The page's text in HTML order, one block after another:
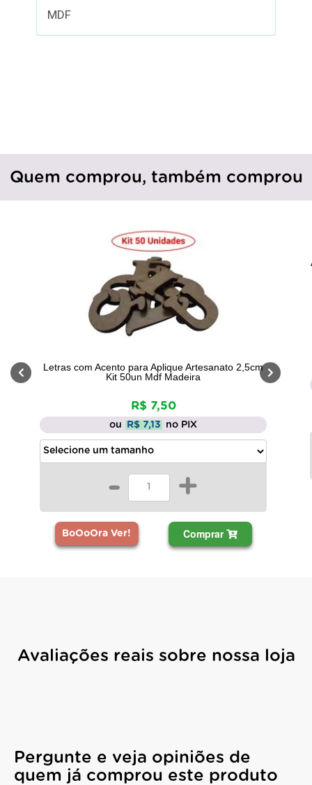
MDF
Quem comprou, também comprou
Letras com Acento para Aplique Artesanato 2,5cm
Kit 50un Mdf Madeira
R$ 7,50
ou R$ 7,13 no PIX
- +
BoOoOra Ver! Comprar
Avaliações reais sobre nossa loja
Pergunte e veja opiniões de
quem já comprou este produto